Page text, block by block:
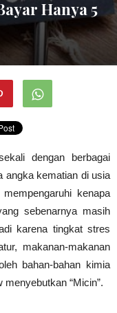
Hanya 5
dengan berbagai
angka kematian di usia
kenapa
sebenarnya masih
karena tingkat stres
makanan-makanan
bahan-bahan kimia
“Micin”.